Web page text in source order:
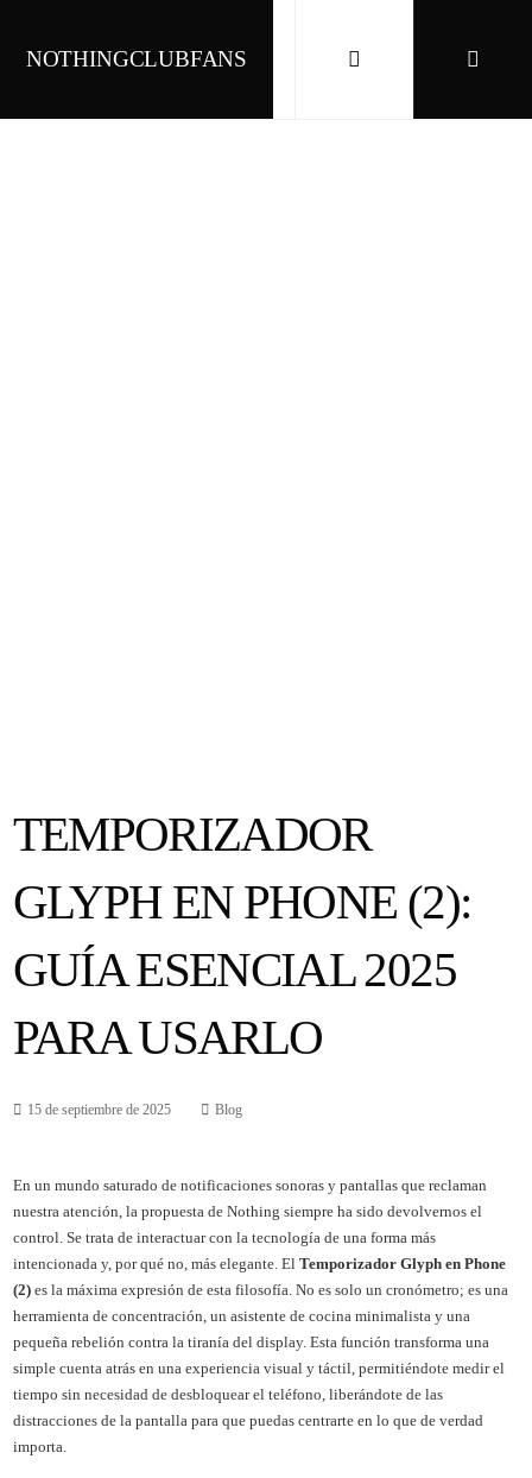
NOTHINGCLUBFANS
TEMPORIZADOR
GLYPH EN PHONE (2):
GUÍA ESENCIAL 2025
PARA USARLO
15 de septiembre de 2025 Blog
En un mundo saturado de notificaciones sonoras y pantallas que reclaman
nuestra atención, la propuesta de Nothing siempre ha sido devolvernos el
control. Se trata de interactuar con la tecnología de una forma más
intencionada y, por qué no, más elegante. El Temporizador Glyph en Phone
(2)es la máxima expresión de esta filosofía. No es solo un cronómetro; es una
herramienta de concentración, un asistente de cocina minimalista y una
pequeña rebelión contra la tiranía del display. Esta función transforma una
simple cuenta atrás en una experiencia visual y táctil, permitiéndote medir el
tiempo sin necesidad de desbloquear el teléfono, liberándote de las
distracciones de la pantalla para que puedas centrarte en lo que de verdad
importa.